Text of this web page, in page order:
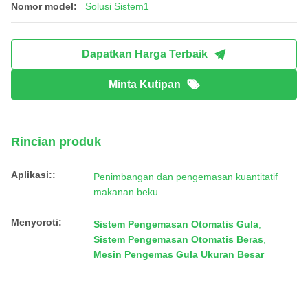
Nomor model: Solusi Sistem1
Dapatkan Harga Terbaik
Minta Kutipan
Rincian produk
Aplikasi::
Penimbangan dan pengemasan kuantitatif
makanan beku
Menyoroti: Sistem Pengemasan Otomatis Gula
Sistem Pengemasan Otomatis Beras
Mesin Pengemas Gula Ukuran Besar